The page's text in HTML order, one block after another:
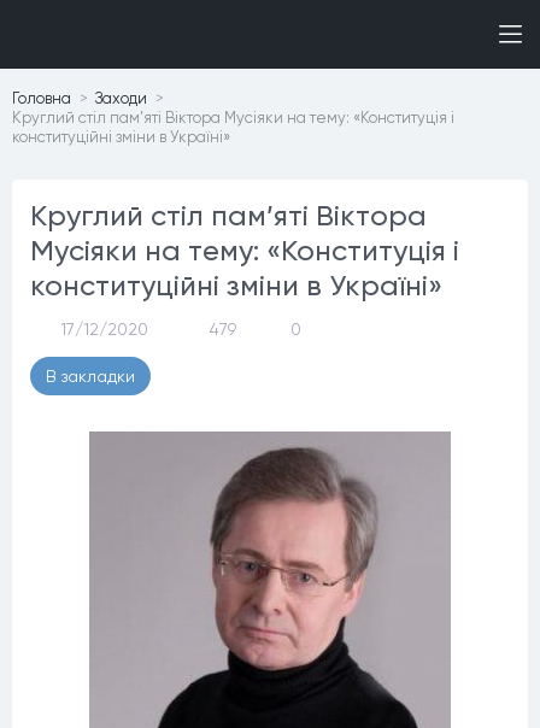
Головна
Заходи
Круглий стіл пам’яті Віктора Мусіяки на тему: «Конституція і
конституційні зміни в Україні»
Круглий стіл пам’яті Віктора
Мусіяки на тему: «Конституція і
конституційні зміни в Україні»
17/12/2020 479 0
В закладки